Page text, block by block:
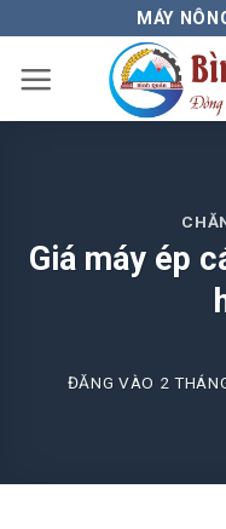
nội
dung
MÁY
Giá máy ép
ĐĂNG VÀO 2